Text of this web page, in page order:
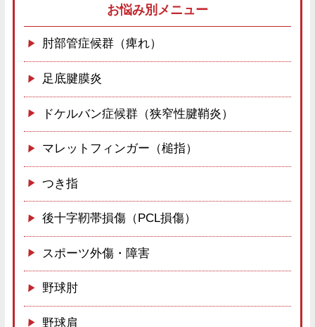
お悩み別メニュー
肘部管症候群（痺れ）
足底腱膜炎
ドケルバン症候群（狭窄性腱鞘炎）
マレットフィンガー（槌指）
つき指
後十字靭帯損傷（PCL損傷）
スポーツ外傷・障害
野球肘
野球肩